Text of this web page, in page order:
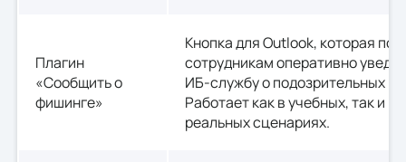
Плагин
«Сообщить о
фишинге»
Кнопка для Outlook, которая
сотрудникам оперативно
ИБ-службу о подозрительных
Работает как в учебных, так и в
реальных сценариях.